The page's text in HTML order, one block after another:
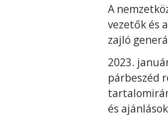
A
vezetők és
zajló
2023.
párbeszéd
és